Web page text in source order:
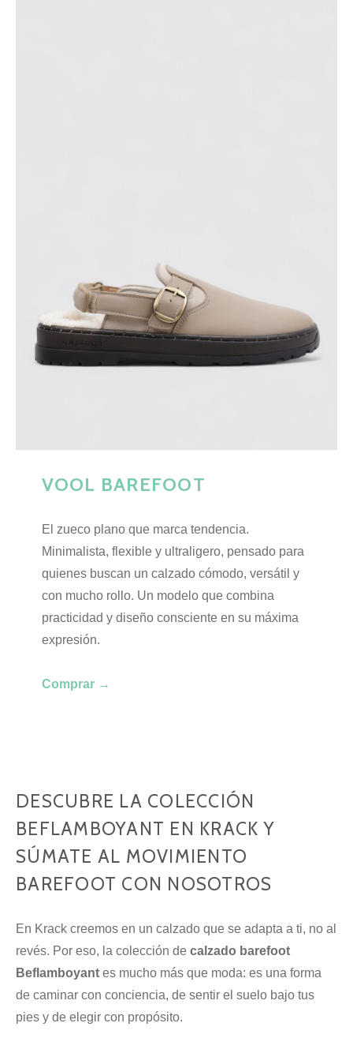
VOOL BAREFOOT
El zueco plano que marca tendencia.
Minimalista, flexible y ultraligero, pensado para
quienes buscan un calzado cómodo, versátil y
con mucho rollo. Un modelo que combina
practicidad y diseño consciente en su máxima
expresión.
Comprar →
DESCUBRE LA COLECCIÓN
BEFLAMBOYANT EN KRACK Y
SÚMATE AL MOVIMIENTO
BAREFOOT CON NOSOTROS
En Krack creemos en un calzado que se adapta a ti, no al
revés. Por eso, la colección de calzado barefoot
Beflamboyant es mucho más que moda: es una forma
de caminar con conciencia, de sentir el suelo bajo tus
pies y de elegir con propósito.